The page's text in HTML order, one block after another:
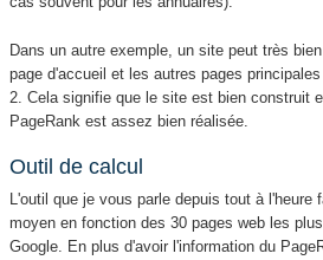
Dans un autre exemple, un site peut très
page d'accueil et les autres pages
2. Cela signifie que le site est bien construit
PageRank est assez bien réalisée.
Outil de calcul
L'outil que je vous parle depuis tout à l'heure
moyen en fonction des 30 pages web les
Google. En plus d'avoir l'information du